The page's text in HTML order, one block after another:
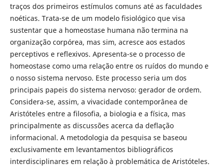
traços dos primeiros estímulos comuns até as faculdades
noéticas. Trata-se de um modelo fisiológico que visa
sustentar que a homeostase humana não termina na
organização corpórea, mas sim, acresce aos estados
perceptivos e reflexivos. Apresenta-se o processo de
homeostase como uma relação entre os ruídos do mundo e
o nosso sistema nervoso. Este processo seria um dos
principais papeis do sistema nervoso: gerador de ordem.
Considera-se, assim, a vivacidade contemporânea de
Aristóteles entre a filosofia, a biologia e a física, mas
principalmente as discussões acerca da deflação
informacional. A metodologia da pesquisa se baseou
exclusivamente em levantamentos bibliográficos
interdisciplinares em relação à problemática de Aristóteles.